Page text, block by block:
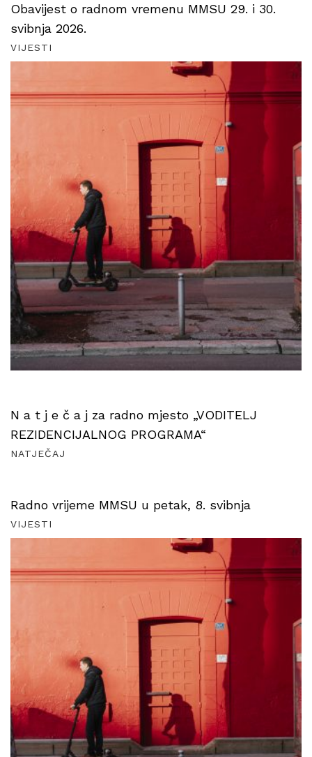
Obavijest o radnom vremenu MMSU 29. i 30.
svibnja 2026.
VIJESTI
N a t j e č a j za radno mjesto „VODITELJ
REZIDENCIJALNOG PROGRAMA“
NATJEČAJ
Radno vrijeme MMSU u petak, 8. svibnja
VIJESTI